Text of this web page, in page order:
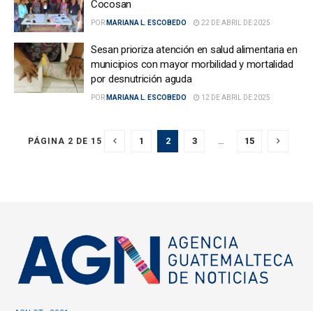
Cocosan
POR MARIANA L. ESCOBEDO 22 DE ABRIL DE 2025
Sesan prioriza atención en salud alimentaria en
municipios con mayor morbilidad y mortalidad
por desnutrición aguda
POR MARIANA L. ESCOBEDO 12 DE ABRIL DE 2025
PÁGINA 2 DE 15 1 2 3 … 15